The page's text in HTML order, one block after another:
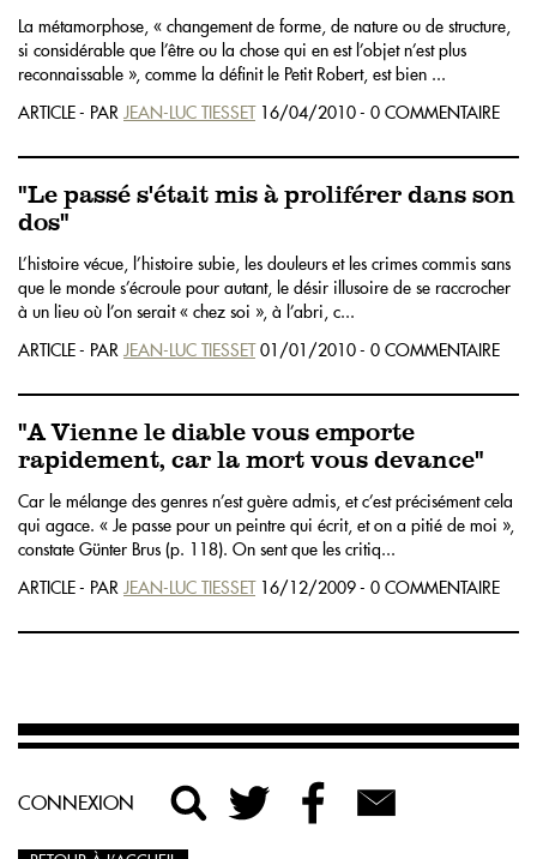
La métamorphose, « changement de forme, de nature ou de structure,
si considérable que l’être ou la chose qui en est l’objet n’est plus
reconnaissable », comme la définit le Petit Robert, est bien ...
ARTICLE - PAR JEAN-LUC TIESSET16/04/2010 - 0 COMMENTAIRE
"Le passé s'était mis à proliférer dans son
dos"
L’histoire vécue, l’histoire subie, les douleurs et les crimes commis sans
que le monde s’écroule pour autant, le désir illusoire de se raccrocher
à un lieu où l’on serait « chez soi », à l’abri, c...
ARTICLE - PAR JEAN-LUC TIESSET01/01/2010 - 0 COMMENTAIRE
"A Vienne le diable vous emporte
rapidement, car la mort vous devance"
Car le mélange des genres n’est guère admis, et c’est précisément cela
qui agace. « Je passe pour un peintre qui écrit, et on a pitié de moi »,
constate Günter Brus (p. 118). On sent que les critiq...
ARTICLE - PAR JEAN-LUC TIESSET16/12/2009 - 0 COMMENTAIRE
CONNEXION